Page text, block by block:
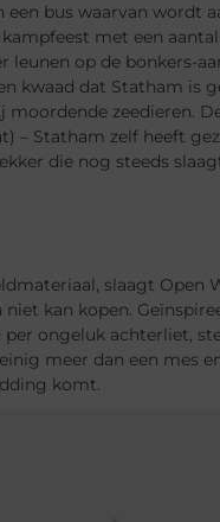
bus waarvan wordt
met een
op de bonkers-
kwaad dat Statham is
zeedieren.
– Statham zelf heeft
die nog steeds
slaagt Open
kan kopen.
ongeluk achterliet,
meer dan een mes
komt.